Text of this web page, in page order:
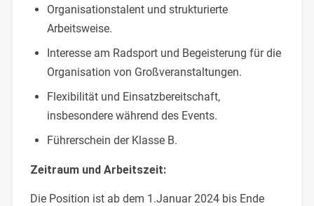
Organisationstalent und strukturierte
Arbeitsweise.
Interesse am Radsport und Begeisterung für die
Organisation von Großveranstaltungen.
Flexibilität und Einsatzbereitschaft,
insbesondere während des Events.
Führerschein der Klasse B.
Zeitraum und Arbeitszeit:
Die Position ist ab dem 1.Januar 2024 bis Ende